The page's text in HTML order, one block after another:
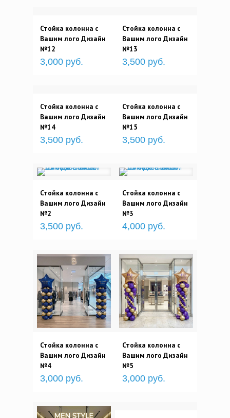
Стойка колонна с
Вашим лого Дизайн
№12
3,000 руб.
Стойка колонна с
Вашим лого Дизайн
№13
3,500 руб.
Стойка колонна с
Вашим лого Дизайн
№14
3,500 руб.
Стойка колонна с
Вашим лого Дизайн
№15
3,500 руб.
Стойка колонна с
Вашим лого Дизайн
№2
3,500 руб.
Стойка колонна с
Вашим лого Дизайн
№3
4,000 руб.
Стойка колонна с
Вашим лого Дизайн
№4
3,000 руб.
Стойка колонна с
Вашим лого Дизайн
№5
3,000 руб.